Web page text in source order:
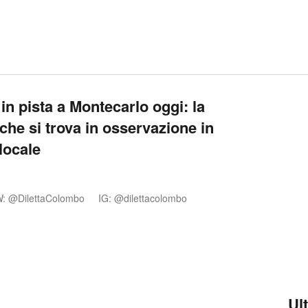
pista a Montecarlo oggi: la
si trova in osservazione in
@DilettaColombo IG: @dilettacolombo